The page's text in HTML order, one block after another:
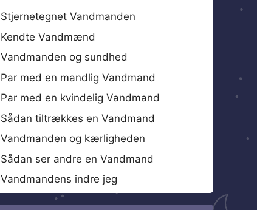
Stjernetegnet Vandmanden
Kendte Vandmænd
Vandmanden og sundhed
Par med en mandlig Vandmand
Par med en kvindelig Vandmand
Sådan tiltrækkes en Vandmand
Vandmanden og kærligheden
Sådan ser andre en Vandmand
Vandmandens indre jeg